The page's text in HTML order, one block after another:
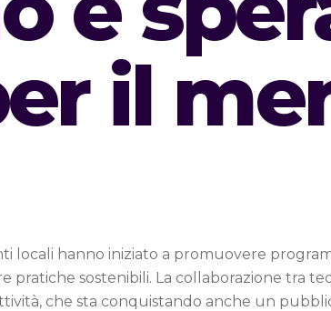
il
locali hanno iniziato a promuovere
pratiche sostenibili. La collaborazione tra
che sta conquistando anche un